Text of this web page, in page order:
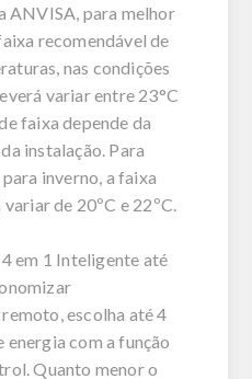
ANVISA, para melhor
recomendável de
nas condições
variar entre 23°C
faixa depende da
instalação. Para
inverno, a faixa
de 20ºC e 22ºC.
em 1 Inteligente até
escolha até 4
energia com a função
Quanto menor o